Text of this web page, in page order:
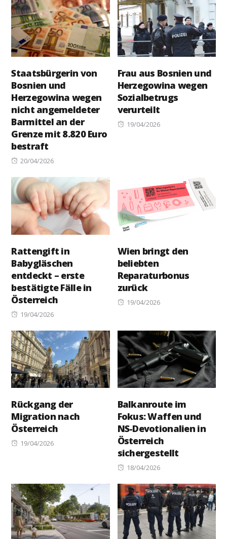
Staatsbürgerin von
Bosnien und
Herzegowina wegen
nicht angemeldeter
Barmittel an der
Grenze mit 8.820 Euro
bestraft
Posted
20/04/2026
Frau aus Bosnien und
Herzegowina wegen
Sozialbetrugs
verurteilt
Posted
19/04/2026
Rattengift in
Babygläschen
entdeckt – erste
bestätigte Fälle in
Österreich
Posted
19/04/2026
Wien bringt den
beliebten
Reparaturbonus
zurück
Posted
19/04/2026
Rückgang der
Migration nach
Österreich
Posted
19/04/2026
Balkanroute im
Fokus: Waffen und
NS-Devotionalien in
Österreich
sichergestellt
Posted
18/04/2026